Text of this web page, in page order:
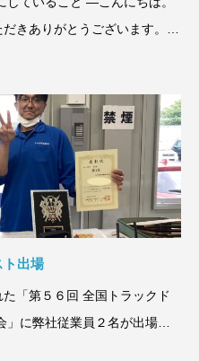
きありがとうございます。倉
ト出場
「第５６回 全国トラックド
に弊社従業員２名が出場し